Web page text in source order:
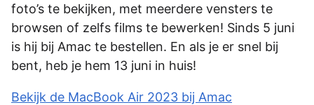
foto’s te bekijken, met meerdere vensters te
browsen of zelfs films te bewerken! Sinds 5 juni
is hij bij Amac te bestellen. En als je er snel bij
bent, heb je hem 13 juni in huis!
Bekijk de MacBook Air 2023 bij Amac